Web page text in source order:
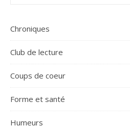
Chroniques
Club de lecture
Coups de coeur
Forme et santé
Humeurs